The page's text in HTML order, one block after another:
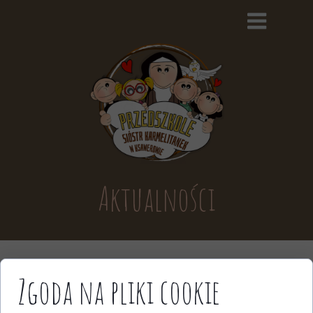
Aktualności
Zgoda na pliki cookie